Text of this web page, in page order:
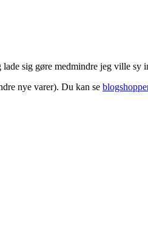
sig gøre medmindre jeg ville sy
nye varer). Du kan se